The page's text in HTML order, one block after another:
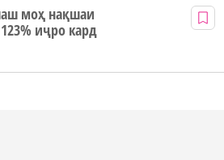
моҳ нақшаи
иҷро кард